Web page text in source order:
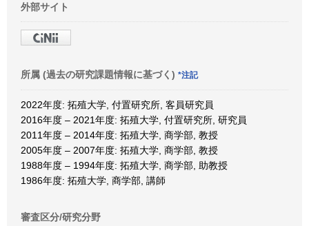
外部サイト
所属 (過去の研究課題情報に基づく) *注記
2022年度: 拓殖大学, 付置研究所, 客員研究員
2016年度 – 2021年度: 拓殖大学, 付置研究所, 研究員
2011年度 – 2014年度: 拓殖大学, 商学部, 教授
2005年度 – 2007年度: 拓殖大学, 商学部, 教授
1988年度 – 1994年度: 拓殖大学, 商学部, 助教授
1986年度: 拓殖大学, 商学部, 講師
審査区分/研究分野